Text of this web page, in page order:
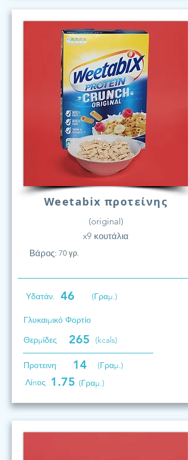
Weetabix προτείνης
(original)
x9 κουτάλια
Βάρος: 70 γρ.
Υδατάν. 46 (Γραμ.)
Γλυκαιμικό Φορτίο
Θερμίδες
265 (kcals)
Προτεινη 14
(Γραμ.)
Λίπος 1.75 (Γραμ.)